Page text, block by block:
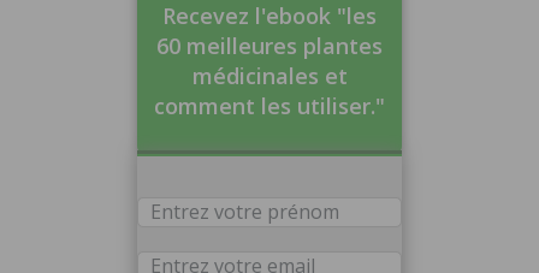
Recevez l'ebook "les
60 meilleures plantes
médicinales et
comment les utiliser."